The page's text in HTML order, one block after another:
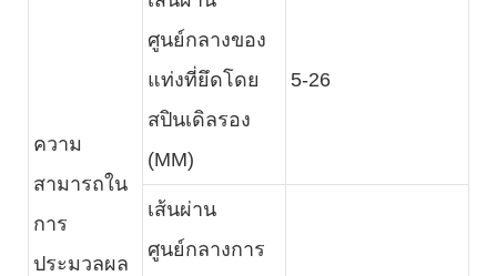
ความ
สามารถใน
การ
ประมวลผล
ศูนย์กลางของ
แท่งที่ยึดโดย
สปินเดิลรอง
(MM)
5-26
เส้นผ่าน
ศูนย์กลางการ